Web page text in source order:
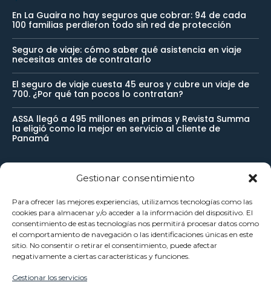
Gestionar consentimiento
Para ofrecer las mejores experiencias, utilizamos tecnologías como las
cookies para almacenar y/o acceder a la información del dispositivo. El
consentimiento de estas tecnologías nos permitirá procesar datos como
el comportamiento de navegación o las identificaciones únicas en este
sitio. No consentir o retirar el consentimiento, puede afectar
negativamente a ciertas características y funciones.
Gestionar los servicios
En La Guaira no hay seguros que cobrar: 94 de cada
100 familias perdieron todo sin red de protección
Seguro de viaje: cómo saber qué asistencia en viaje
necesitas antes de contratarlo
El seguro de viaje cuesta 45 euros y cubre un viaje de
700. ¿Por qué tan pocos lo contratan?
ASSA llegó a 495 millones en primas y Revista Summa
la eligió como la mejor en servicio al cliente de
Panamá
Newsletter
Reciba noticias importantes directamente en su buzón de
entrada y manténgase conectado.